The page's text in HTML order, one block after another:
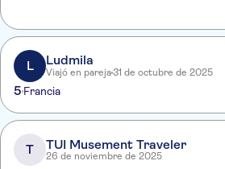
L Ludmila
Viajó en pareja31 de octubre de 2025
5 Francia
T TUI Musement Traveler
26 de noviembre de 2025